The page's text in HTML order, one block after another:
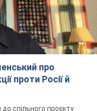
про
проти Росії й
спільного проєкту